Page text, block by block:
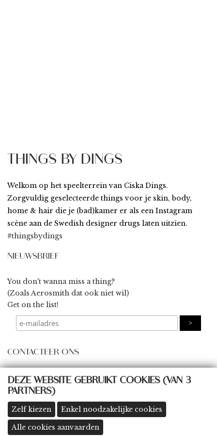
DEZE WEBSITE GEBRUIKT COOKIES (VAN 3
PARTNERS)
Zelf kiezen Enkel noodzakelijke cookies
Alle cookies aanvaarden
THINGS BY DINGS
Welkom op het speelterrein van Ciska Dings.
Zorgvuldig geselecteerde things voor je skin, body,
home & hair die je (bad)kamer er als een Instagram
scène aan de Swedish designer drugs laten uitzien.
#thingsbydings
NIEUWSBRIEF
You don't wanna miss a thing?
(Zoals Aerosmith dat ook niet wil)
Get on the list!
CONTACTEER ONS
some@thingsbydings.com
@thingsbydings
shop: Klein Boom 8A, 2580 Putte(meer details >>)